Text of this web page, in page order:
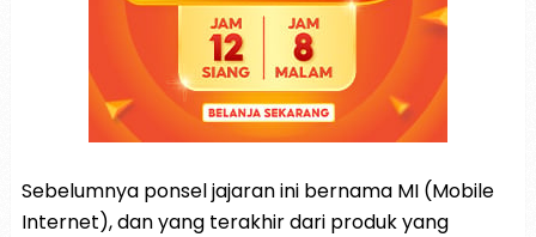
Sebelumnya ponsel jajaran ini bernama MI (Mobile
Internet), dan yang terakhir dari produk yang